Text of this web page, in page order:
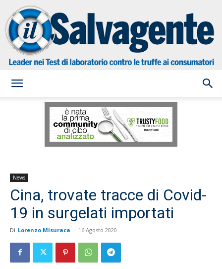
Salvagente
News
Cina, trovate tracce di Covid-
19 in surgelati importati
Di Lorenzo Misuraca - 16 Agosto 2020